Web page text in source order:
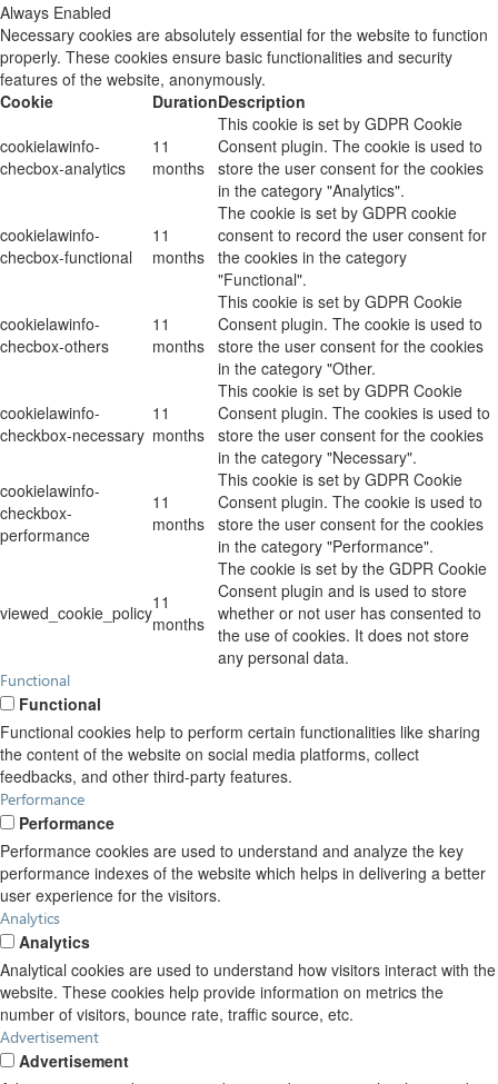
Always Enabled
Necessary cookies are absolutely essential for the website to function
properly. These cookies ensure basic functionalities and security
features of the website, anonymously.
Cookie
DurationDescription
cookielawinfo-
checbox-analytics
11
months
This cookie is set by GDPR Cookie
Consent plugin. The cookie is used to
store the user consent for the cookies
in the category "Analytics".
cookielawinfo-
checbox-functional
11
months
The cookie is set by GDPR cookie
consent to record the user consent for
the cookies in the category
"Functional".
cookielawinfo-
checbox-others
11
months
This cookie is set by GDPR Cookie
Consent plugin. The cookie is used to
store the user consent for the cookies
in the category "Other.
cookielawinfo-
checkbox-necessary
11
months
This cookie is set by GDPR Cookie
Consent plugin. The cookies is used to
store the user consent for the cookies
in the category "Necessary".
cookielawinfo-
checkbox-
performance
11
months
This cookie is set by GDPR Cookie
Consent plugin. The cookie is used to
store the user consent for the cookies
in the category "Performance".
viewed_cookie_policy11
months
The cookie is set by the GDPR Cookie
Consent plugin and is used to store
whether or not user has consented to
the use of cookies. It does not store
any personal data.
Functional
Functional
Functional cookies help to perform certain functionalities like sharing
the content of the website on social media platforms, collect
feedbacks, and other third-party features.
Performance
Performance
Performance cookies are used to understand and analyze the key
performance indexes of the website which helps in delivering a better
user experience for the visitors.
Analytics
Analytics
Analytical cookies are used to understand how visitors interact with the
website. These cookies help provide information on metrics the
number of visitors, bounce rate, traffic source, etc.
Advertisement
Advertisement